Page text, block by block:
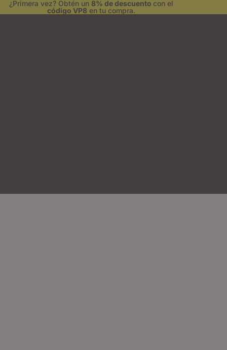
¿Primera vez? Obtén un 8% de descuento con el
código VP8 en tu compra.